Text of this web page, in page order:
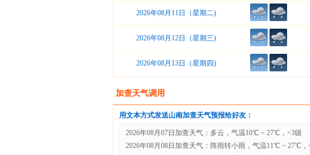
2026年08月11日（星期二)
2026年08月12日（星期三)
2026年08月13日（星期四)
加查天气调用
用文本方式发送山南加查天气预报给好友：
2026年08月07日加查天气：多云，气温10℃ ~ 27℃，<3级
2026年08月08日加查天气：阵雨转小雨，气温11℃ ~ 27℃，